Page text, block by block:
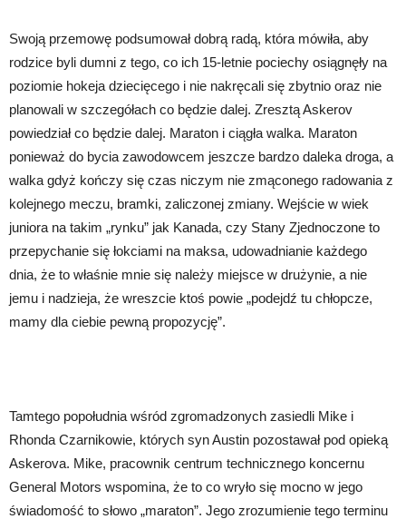
Swoją przemowę podsumował dobrą radą, która mówiła, aby
rodzice byli dumni z tego, co ich 15-letnie pociechy osiągnęły na
poziomie hokeja dziecięcego i nie nakręcali się zbytnio oraz nie
planowali w szczegółach co będzie dalej. Zresztą Askerov
powiedział co będzie dalej. Maraton i ciągła walka. Maraton
ponieważ do bycia zawodowcem jeszcze bardzo daleka droga, a
walka gdyż kończy się czas niczym nie zmąconego radowania z
kolejnego meczu, bramki, zaliczonej zmiany. Wejście w wiek
juniora na takim „rynku” jak Kanada, czy Stany Zjednoczone to
przepychanie się łokciami na maksa, udowadnianie każdego
dnia, że to właśnie mnie się należy miejsce w drużynie, a nie
jemu i nadzieja, że wreszcie ktoś powie „podejdź tu chłopcze,
mamy dla ciebie pewną propozycję”.
Tamtego popołudnia wśród zgromadzonych zasiedli Mike i
Rhonda Czarnikowie, których syn Austin pozostawał pod opieką
Askerova. Mike, pracownik centrum technicznego koncernu
General Motors wspomina, że to co wryło się mocno w jego
świadomość to słowo „maraton”. Jego zrozumienie tego terminu